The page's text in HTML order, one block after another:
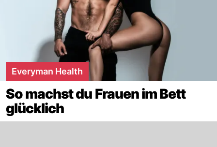
Everyman Health
So machst du Frauen im Bett
glücklich